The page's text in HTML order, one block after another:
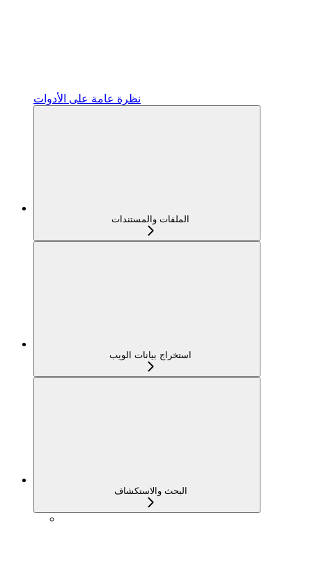
نظرة عامة على الأدوات
الملفات والمستندات
استخراج بيانات الويب
البحث والاستكشاف